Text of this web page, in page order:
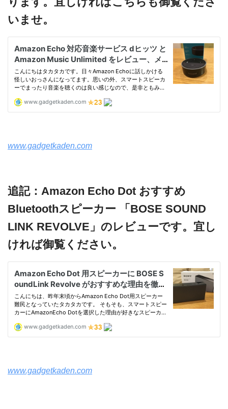
いませ。
www.gadgetkaden.com
追記：Amazon Echo Dot おすすめ
Bluetoothスピーカー 「BOSE SOUND
LINK REVOLVE」のレビューです。宜し
ければ御覧ください。
www.gadgetkaden.com